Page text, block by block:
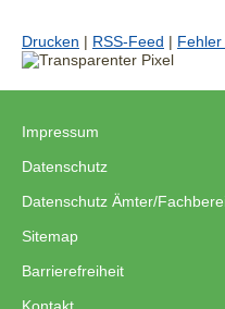
Drucken | RSS-Feed |
Impressum
Datenschutz
Datenschutz Ämter/
Sitemap
Barrierefreiheit